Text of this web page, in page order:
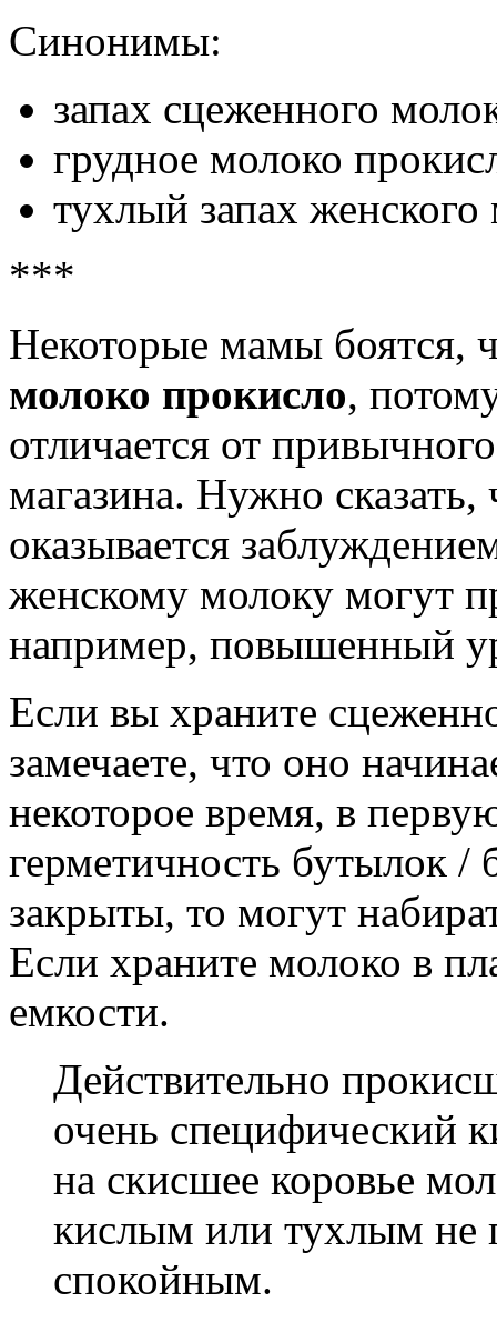
Синонимы:
запах сцеженного
грудное молоко
тухлый запах женского
***
Некоторые мамы боятся,
молоко прокисло,
отличается от
магазина. Нужно сказать,
оказывается
женскому молоку могут
например, повышенный
Если вы храните
замечаете, что оно
некоторое время, в
герметичность бутылок
закрыты, то могут
Если храните молоко в
емкости.
Действительно
очень специфический
на скисшее коровье
кислым или тухлым не
спокойным.